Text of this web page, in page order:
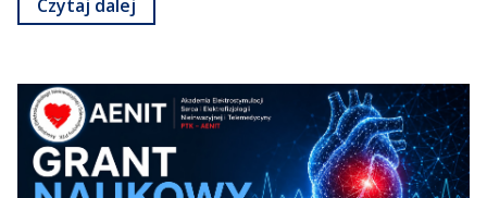
Czytaj dalej